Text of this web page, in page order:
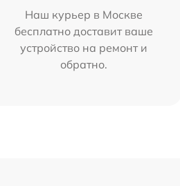
Наш курьер в Москве
бесплатно доставит ваше
устройство на ремонт и
обратно.